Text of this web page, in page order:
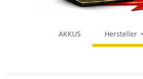
AKKUS Hersteller